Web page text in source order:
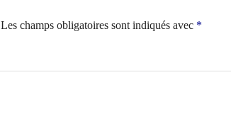
Les champs obligatoires sont indiqués avec *